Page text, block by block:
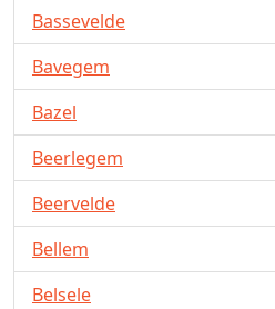
Bassevelde
Bavegem
Bazel
Beerlegem
Beervelde
Bellem
Belsele